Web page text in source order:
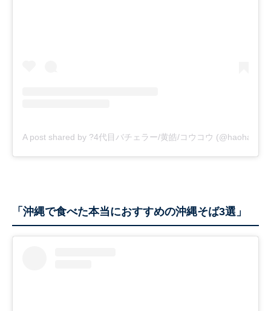
A post shared by ?4代目バチェラー/黄皓/コウコウ
「沖縄で食べた本当におすすめの沖縄そば3選」